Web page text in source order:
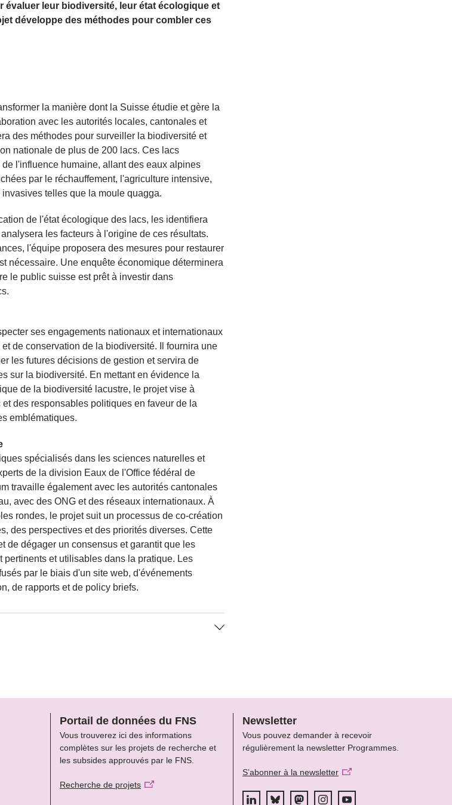
évaluer leur biodiversité, leur état écologique et
développe des méthodes pour combler ces
la manière dont la Suisse étudie et gère la
avec les autorités locales, cantonales et
des méthodes pour surveiller la biodiversité et
nationale de plus de 200 lacs. Ces lacs
l'influence humaine, allant des eaux alpines
par le réchauffement, l'agriculture intensive,
telles que la moule quagga.
de l'état écologique des lacs, les identifiera
les facteurs à l'origine de ces résultats.
l'équipe proposera des mesures pour restaurer
nécessaire. Une enquête économique déterminera
le public suisse est prêt à investir dans
ses engagements nationaux et internationaux
de conservation de la biodiversité. Il fournira une
les futures décisions de gestion et servira de
sur la biodiversité. En mettant en évidence la
de la biodiversité lacustre, le projet vise à
des responsables politiques en faveur de la
emblématiques.
spécialisés dans les sciences naturelles et
de la division Eaux de l'Office fédéral de
travaille également avec les autorités cantonales
avec des ONG et des réseaux internationaux. À
rondes, le projet suit un processus de co-création
des perspectives et des priorités diverses. Cette
de dégager un consensus et garantit que les
pertinents et utilisables dans la pratique. Les
par le biais d'un site web, d'événements
de rapports et de policy briefs.
Portail de données du FNS
Vous trouverez ici des informations
complètes sur les projets de recherche et
les subsides approuvés par le FNS.
Recherche de projets
Newsletter
Vous pouvez demander à recevoir
régulièrement la newsletter Programmes.
S’abonner à la newsletter